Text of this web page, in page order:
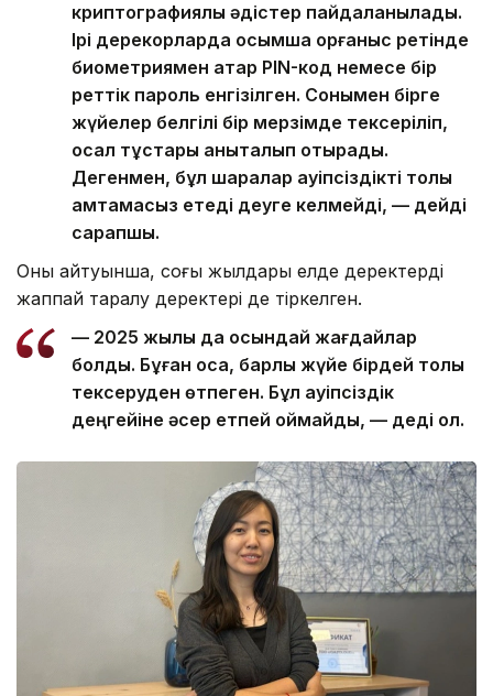
криптографиялық әдістер пайдаланылады.
Ірі дерекқорларда қосымша қорғаныс ретінде
биометриямен қатар PIN-код немесе бір
реттік пароль енгізілген. Сонымен бірге
жүйелер белгілі бір мерзімде тексеріліп,
осал тұстары анықталып отырады.
Дегенмен, бұл шаралар қауіпсіздікті толық
қамтамасыз етеді деуге келмейді, — дейді
сарапшы.
Оның айтуынша, соңғы жылдары елде деректердің
жаппай таралу деректері де тіркелген.
— 2025 жылы да осындай жағдайлар
болды. Бұған қоса, барлық жүйе бірдей толық
тексеруден өтпеген. Бұл қауіпсіздік
деңгейіне әсер етпей қоймайды, — деді ол.